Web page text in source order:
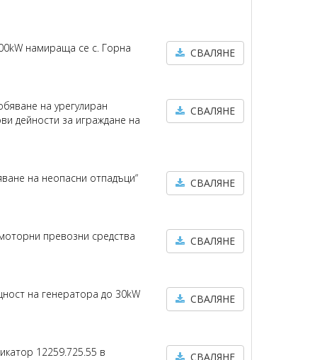
намираща се с. Горна СВАЛЯНЕ
на урегулиран
дейности за играждане на
СВАЛЯНЕ
на неопасни отпадъци“ СВАЛЯНЕ
превозни средства СВАЛЯНЕ
на генератора до 30kW СВАЛЯНЕ
12259.725.55 в СВАЛЯНЕ